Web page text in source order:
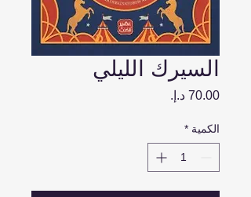
السيرك الليلي
الكمية *